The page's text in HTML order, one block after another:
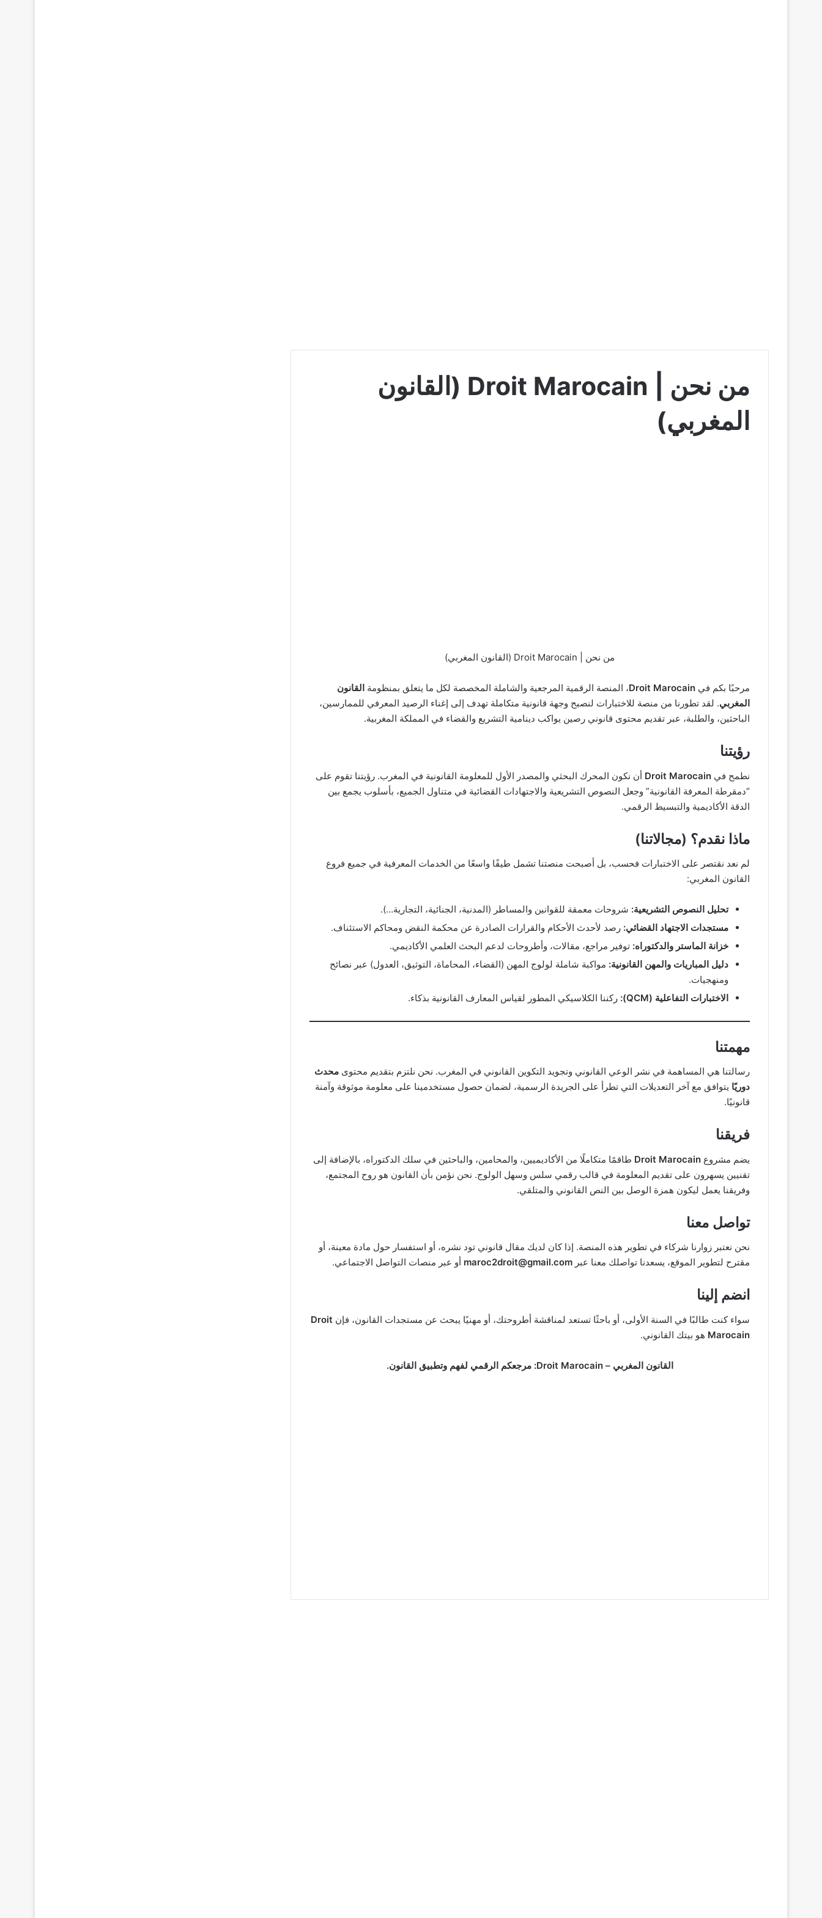
من نحن | Droit Marocain (القانون
المغربي)
من نحن | Droit Marocain (القانون المغربي)
مرحبًا بكم في Droit Marocain، المنصة الرقمية المرجعية والشاملة المخصصة لكل ما يتعلق بمنظومة القانون
المغربي. لقد تطورنا من منصة للاختبارات لنصبح وجهة قانونية متكاملة تهدف إلى إغناء الرصيد المعرفي للممارسين،
الباحثين، والطلبة، عبر تقديم محتوى قانوني رصين يواكب دينامية التشريع والقضاء في المملكة المغربية.
رؤيتنا
نطمح في Droit Marocain أن نكون المحرك البحثي والمصدر الأول للمعلومة القانونية في المغرب. رؤيتنا تقوم على
“دمقرطة المعرفة القانونية” وجعل النصوص التشريعية والاجتهادات القضائية في متناول الجميع، بأسلوب يجمع بين
الدقة الأكاديمية والتبسيط الرقمي.
ماذا نقدم؟ (مجالاتنا)
لم نعد نقتصر على الاختبارات فحسب، بل أصبحت منصتنا تشمل طيفًا واسعًا من الخدمات المعرفية في جميع فروع
القانون المغربي:
تحليل النصوص التشريعية: شروحات معمقة للقوانين والمساطر (المدنية، الجنائية، التجارية…).
مستجدات الاجتهاد القضائي: رصد لأحدث الأحكام والقرارات الصادرة عن محكمة النقض ومحاكم الاستئناف.
خزانة الماستر والدكتوراه: توفير مراجع، مقالات، وأطروحات لدعم البحث العلمي الأكاديمي.
دليل المباريات والمهن القانونية: مواكبة شاملة لولوج المهن (القضاء، المحاماة، التوثيق، العدول) عبر نصائح
ومنهجيات.
الاختبارات التفاعلية (QCM):
ركننا الكلاسيكي المطور لقياس المعارف القانونية بذكاء.
مهمتنا
رسالتنا هي المساهمة في نشر الوعي القانوني وتجويد التكوين القانوني في المغرب. نحن نلتزم بتقديم محتوى محدث
دوريًا يتوافق مع آخر التعديلات التي تطرأ على الجريدة الرسمية، لضمان حصول مستخدمينا على معلومة موثوقة وآمنة
قانونيًا.
فريقنا
يضم مشروع Droit Marocain طاقمًا متكاملًا من الأكاديميين، والمحامين، والباحثين في سلك الدكتوراه، بالإضافة إلى
تقنيين يسهرون على تقديم المعلومة في قالب رقمي سلس وسهل الولوج. نحن نؤمن بأن القانون هو روح المجتمع،
وفريقنا يعمل ليكون همزة الوصل بين النص القانوني والمتلقي.
تواصل معنا
نحن نعتبر زوارنا شركاء في تطوير هذه المنصة. إذا كان لديك مقال قانوني تود نشره، أو استفسار حول مادة معينة، أو
مقترح لتطوير الموقع، يسعدنا تواصلك معنا عبر maroc2droit@gmail.com أو عبر منصات التواصل الاجتماعي.
انضم إلينا
سواء كنت طالبًا في السنة الأولى، أو باحثًا تستعد لمناقشة أطروحتك، أو مهنيًا يبحث عن مستجدات القانون، فإن Droit
Marocain هو بيتك القانوني.
القانون المغربي – Droit Marocain: مرجعكم الرقمي لفهم وتطبيق القانون.